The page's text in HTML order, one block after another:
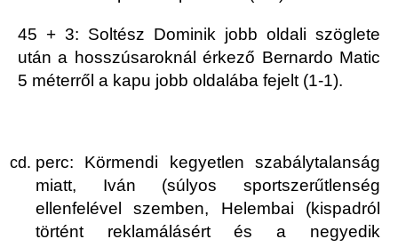
45 + 3: Soltész Dominik jobb oldali szöglete
után a hosszúsaroknál érkező Bernardo Matic
5 méterről a kapu jobb oldalába fejelt (1-1).
perc: Körmendi kegyetlen szabálytalanság
miatt, Iván (súlyos sportszerűtlenség
ellenfelével szemben, Helembai (kispadról
történt reklamálásért és a negyedik